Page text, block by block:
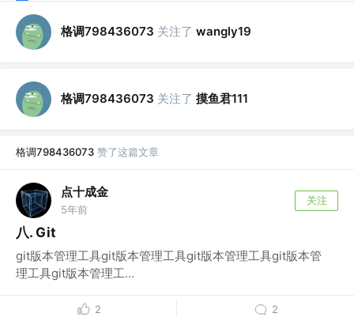
格调798436073 关注了 wangly19
格调798436073 关注了 摸鱼君111
格调798436073 赞了这篇文章
点十成金
5年前
关注
八. Git
git版本管理工具git版本管理工具git版本管理工具git版本管
理工具git版本管理工...
2 2